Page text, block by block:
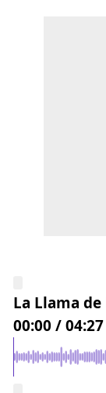
La Llama
00:00 /04:27